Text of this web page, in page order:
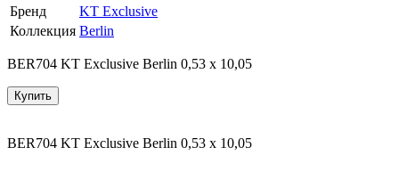
Бренд
KT Exclusive
Коллекция Berlin
BER704 KT Exclusive Berlin 0,53 x 10,05
Купить
BER704 KT Exclusive Berlin 0,53 x 10,05